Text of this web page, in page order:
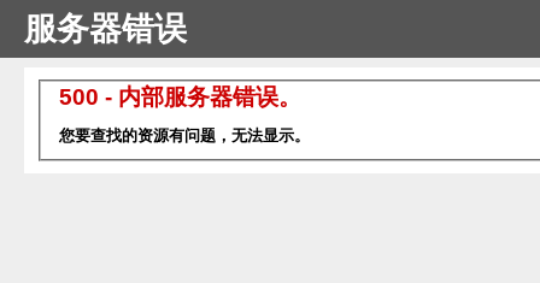
服务器错误
500 - 内部服务器错误。
您要查找的资源有问题，无法显示。